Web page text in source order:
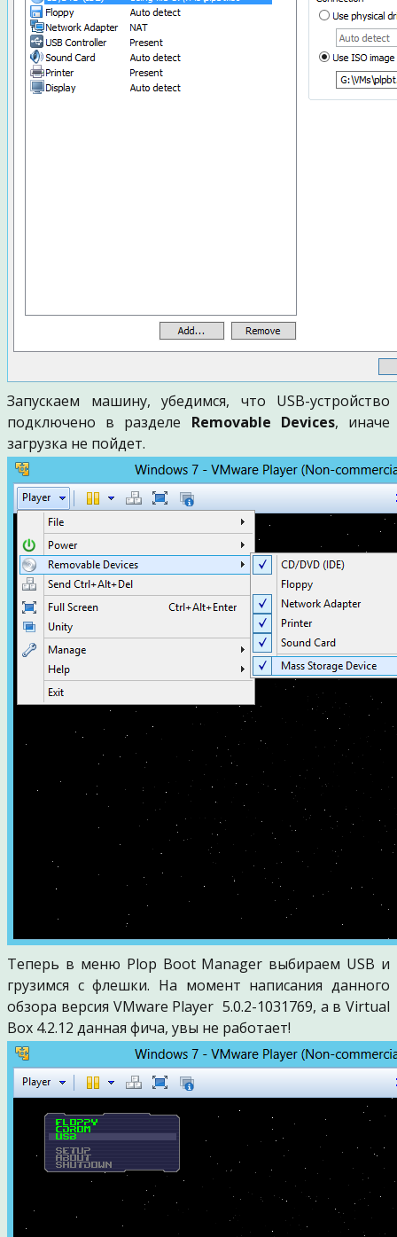
Запускаем машину, убедимся, что USB-устройство
подключено в разделе Removable Devices, иначе
загрузка не пойдет.
Теперь в меню Plop Boot Manager выбираем USB и
грузимся с флешки. На момент написания данного
обзора версия VMware Player 5.0.2-1031769, а в Virtual
Box 4.2.12 данная фича, увы не работает!